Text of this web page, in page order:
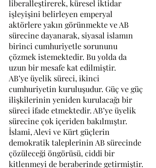
liberalleştirerek, küresel iktidar
işleyişini belirleyen emperyal
aktörlere yakın görünmekte ve AB
sürecine dayanarak, siyasal islamın
birinci cumhuriyetle sorununu
çözmek istemektedir. Bu yolda da
uzun bir mesafe kat edilmiştir.
AB’ye üyelik süreci, ikinci
cumhuriyetin kuruluşudur. Güç ve güç
ilişkilerinin yeniden kurulacağı bir
süreci ifade etmektedir. AB’ye üyelik
sürecine çok içeriden bakılmıştır.
İslami, Alevi ve Kürt güçlerin
demokratik taleplerinin AB sürecinde
çözüleceği öngörüsü, ciddi bir
kitlenmeyi de beraberinde getirmiştir.